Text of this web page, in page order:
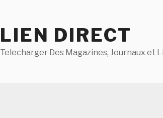
LIEN DIRECT
Telecharger Des Magazines, Journaux et